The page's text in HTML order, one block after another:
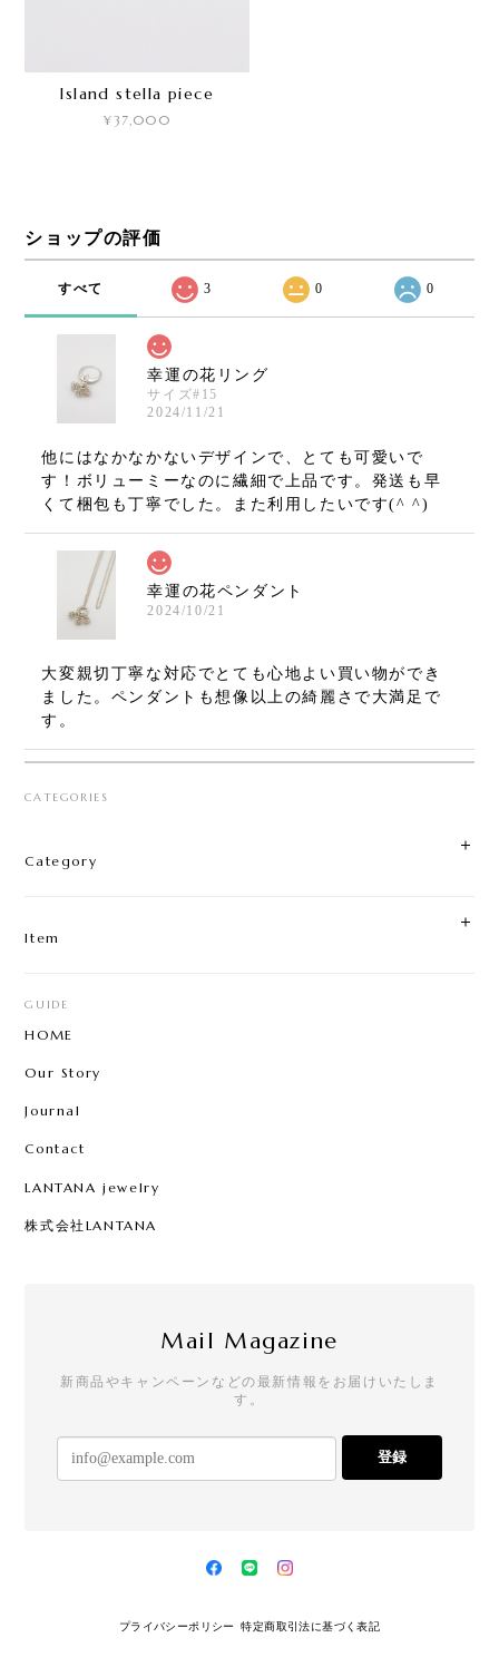
Island stella piece
¥37,000
ショップの評価
すべて 3 0 0
幸運の花リング
サイズ#15
2024/11/21
他にはなかなかないデザインで、とても可愛いで
す！ボリューミーなのに繊細で上品です。発送も早
くて梱包も丁寧でした。また利用したいです(^ ^)
幸運の花ペンダント
2024/10/21
大変親切丁寧な対応でとても心地よい買い物ができ
ました。ペンダントも想像以上の綺麗さで大満足で
す。
願い致します。
CATEGORIES
Category
Item
GUIDE
HOME
Our Story
Journal
Contact
LANTANA jewelry
株式会社LANTANA
Mail Magazine
新商品やキャンペーンなどの最新情報をお届けいたしま
す。
登録
プライバシーポリシー 特定商取引法に基づく表記